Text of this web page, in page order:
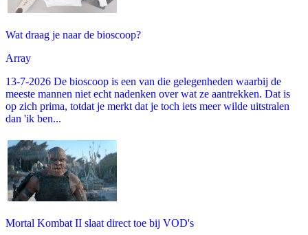
Wat draag je naar de bioscoop?
Array
13-7-2026 De bioscoop is een van die gelegenheden waarbij de
meeste mannen niet echt nadenken over wat ze aantrekken. Dat is
op zich prima, totdat je merkt dat je toch iets meer wilde uitstralen
dan 'ik ben...
Mortal Kombat II slaat direct toe bij VOD's